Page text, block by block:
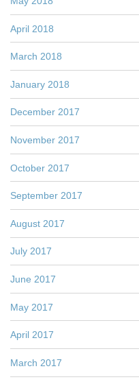
April 2018
March 2018
January 2018
December 2017
November 2017
October 2017
September 2017
August 2017
July 2017
June 2017
May 2017
April 2017
March 2017